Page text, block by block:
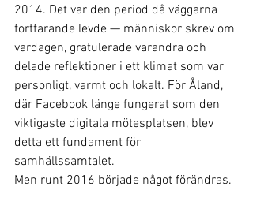
2014. Det var den period då väggarna
fortfarande levde — människor skrev om
vardagen, gratulerade varandra och
delade reflektioner i ett klimat som var
personligt, varmt och lokalt. För Åland,
där Facebook länge fungerat som den
viktigaste digitala mötesplatsen, blev
detta ett fundament för
samhällssamtalet.
Men runt 2016 började något förändras.